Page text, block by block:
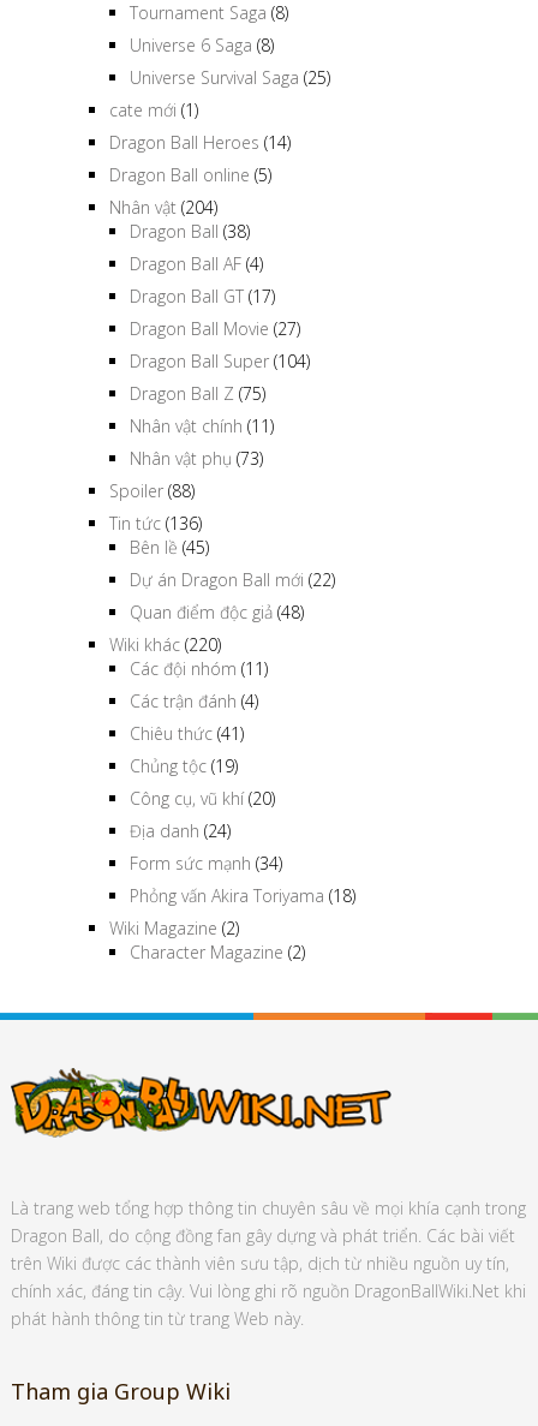
Tournament Saga (8)
Universe 6 Saga (8)
Universe Survival Saga (25)
cate mới (1)
Dragon Ball Heroes (14)
Dragon Ball online (5)
Nhân vật (204)
Dragon Ball (38)
Dragon Ball AF (4)
Dragon Ball GT (17)
Dragon Ball Movie (27)
Dragon Ball Super (104)
Dragon Ball Z (75)
Nhân vật chính (11)
Nhân vật phụ (73)
Spoiler (88)
Tin tức (136)
Bên lề (45)
Dự án Dragon Ball mới (22)
Quan điểm độc giả (48)
Wiki khác (220)
Các đội nhóm (11)
Các trận đánh (4)
Chiêu thức (41)
Chủng tộc (19)
Công cụ, vũ khí(20)
Địa danh (24)
Form sức mạnh (34)
Phỏng vấn Akira Toriyama (18)
Wiki Magazine (2)
Character Magazine (2)
Là trang web tổng hợp thông tin chuyên sâu về mọi khía cạnh trong
Dragon Ball, do cộng đồng fan gây dựng và phát triển. Các bài viết
trên Wiki được các thành viên sưu tập, dịch từ nhiều nguồn uy tín,
chính xác, đáng tin cậy. Vui lòng ghi rõ nguồn DragonBallWiki.Net khi
phát hành thông tin từ trang Web này.
Tham gia Group Wiki